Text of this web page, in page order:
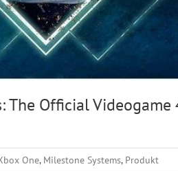
The Official Videogame
One, Milestone Systems, Produkt